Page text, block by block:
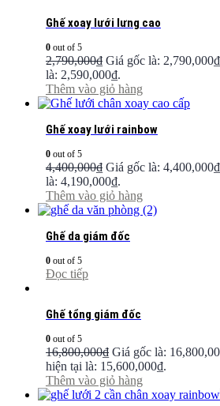
Ghế xoay lưới lưng cao
0 out of 5
2,790,000₫ Giá gốc là:
là: 2,590,000₫.
Thêm vào giỏ hàng
Ghế xoay lưới rainbow
0 out of 5
4,400,000₫ Giá gốc là:
là: 4,190,000₫.
Thêm vào giỏ hàng
Ghế da giám đốc
0 out of 5
Đọc tiếp
Ghế tổng giám đốc
0 out of 5
16,800,000₫ Giá gốc là:
hiện tại là: 15,600,000₫.
Thêm vào giỏ hàng